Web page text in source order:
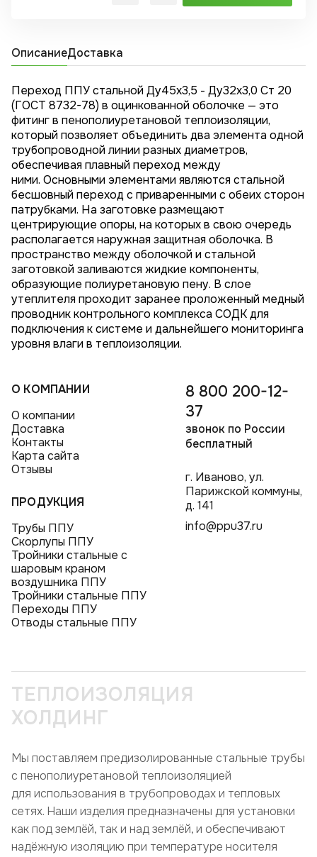
ОписаниеДоставка
Переход ППУ стальной Ду45x3,5 - Ду32x3,0 Ст 20
(ГОСТ 8732-78) в оцинкованной оболочке — это
фитинг в пенополиуретановой теплоизоляции,
который позволяет объединить два элемента одной
трубопроводной линии разных диаметров,
обеспечивая плавный переход между
ними. Основными элементами являются стальной
бесшовный переход с приваренными с обеих сторон
патрубками. На заготовке размещают
центрирующие опоры, на которых в свою очередь
располагается наружная защитная оболочка. В
пространство между оболочкой и стальной
заготовкой заливаются жидкие компоненты,
образующие полиуретановую пену. В слое
утеплителя проходит заранее проложенный медный
проводник контрольного комплекса СОДК для
подключения к системе и дальнейшего мониторинга
уровня влаги в теплоизоляции.
О КОМПАНИИ
О компании
Доставка
Контакты
Карта сайта
Отзывы
ПРОДУКЦИЯ
Трубы ППУ
Скорлупы ППУ
Тройники стальные с
шаровым краном
воздушника ППУ
Тройники стальные ППУ
Переходы ППУ
Отводы стальные ППУ
8 800 200-12-
37
звонок по России
бесплатный
г. Иваново, ул.
Парижской коммуны,
д. 141
info@ppu37.ru
ТЕПЛОИЗОЛЯЦИЯ
ХОЛДИНГ
Мы поставляем предизолированные стальные трубы
с пенополиуретановой теплоизоляцией
для использования в трубопроводах и тепловых
сетях. Наши изделия предназначены для установки
как под землёй, так и над землёй, и обеспечивают
надёжную изоляцию при температуре носителя